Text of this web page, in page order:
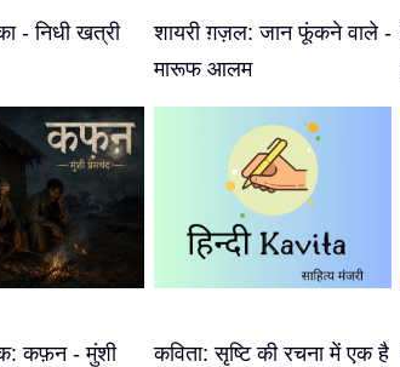
- निधी खत्री
शायरी ग़ज़ल: जान फूंकने वाले -
मारूफ आलम
कफ़न - मुंशी
कविता: सृष्टि की रचना में एक है